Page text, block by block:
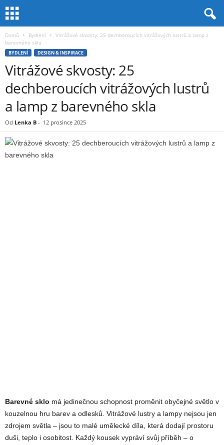
Domů Bydlení
Vitrážové skvosty: 25 dechberoucích vitrážových lustrů a lamp z
barevného skla
BYDLENÍ DESIGN & INSPIRACE
Vitrážové skvosty: 25
dechberoucích vitrážových lustrů
a lamp z barevného skla
Od Lenka B - 12 prosince 2025
Barevné sklo má jedinečnou schopnost proměnit obyčejné světlo v
kouzelnou hru barev a odlesků. Vitrážové lustry a lampy nejsou jen
zdrojem světla – jsou to malé umělecké díla, která dodají prostoru
duši, teplo i osobitost. Každý kousek vypráví svůj příběh – o